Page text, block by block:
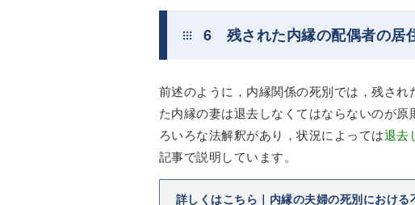
6 残された内縁の配偶者の居
前述のように，内縁関係の死別では，残され
た内縁の妻は退去しなくてはならないのが
ろいろな法解釈があり，状況によっては退去
記事で説明しています。
詳しくはこちら｜内縁の夫婦の死別におけ